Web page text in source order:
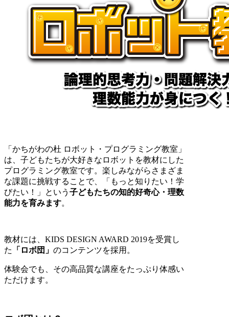
「かちがわの杜 ロボット・プログラミング教室」
は、子どもたちが大好きなロボットを教材にした
プログラミング教室です。楽しみながらさまざま
な課題に挑戦することで、「もっと知りたい！学
びたい！」という 子どもたちの知的好奇心・理数
能力を育みます。
教材には、KIDS DESIGN AWARD 2019を受賞し
た
「ロボ団」 のコンテンツを採用。
体験会でも、その高品質な講座をたっぷり体感い
ただけます。